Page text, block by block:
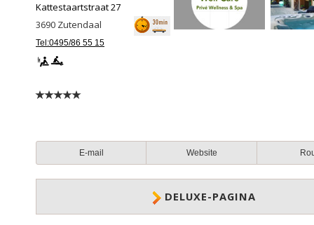
Kattestaartstraat 27
3690 Zutendaal
Tel:0495/86 55 15
E-mail Website
DELUXE-PAGINA